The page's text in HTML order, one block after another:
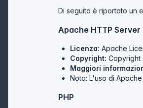
Di seguito è riportato un
Apache HTTP Server
Licenza: Apache
Copyright: Copyright
Maggiori
Nota: L'uso di
PHP